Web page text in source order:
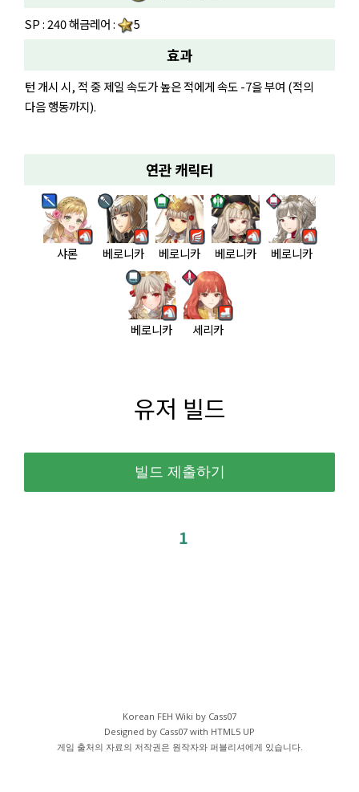
SP : 240 해금레어 : 5
효과
턴 개시 시, 적 중 제일 속도가 높은 적에게 속도 -7을 부여 (적의
다음 행동까지).
연관 캐릭터
샤론 베로니카 베로니카 베로니카 베로니카
베로니카 세리카
유저 빌드
1
Korean FEH Wiki by Cass07
Designed by Cass07 with HTML5 UP
게임 출처의 자료의 저작권은 원작자와 퍼블리셔에게 있습니다.